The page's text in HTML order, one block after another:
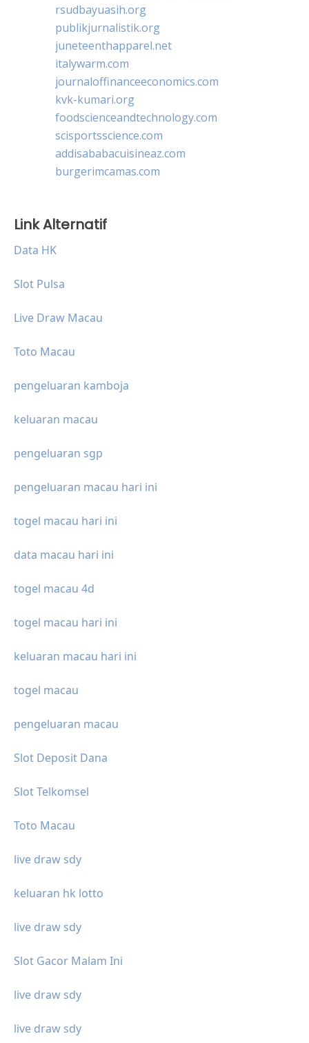
rsudbayuasih.org
publikjurnalistik.org
juneteenthapparel.net
italywarm.com
journaloffinanceeconomics.com
kvk-kumari.org
foodscienceandtechnology.com
scisportsscience.com
addisababacuisineaz.com
burgerimcamas.com
Link Alternatif
Data HK
Slot Pulsa
Live Draw Macau
Toto Macau
pengeluaran kamboja
keluaran macau
pengeluaran sgp
pengeluaran macau hari ini
togel macau hari ini
data macau hari ini
togel macau 4d
togel macau hari ini
keluaran macau hari ini
togel macau
pengeluaran macau
Slot Deposit Dana
Slot Telkomsel
Toto Macau
live draw sdy
keluaran hk lotto
live draw sdy
Slot Gacor Malam Ini
live draw sdy
live draw sdy